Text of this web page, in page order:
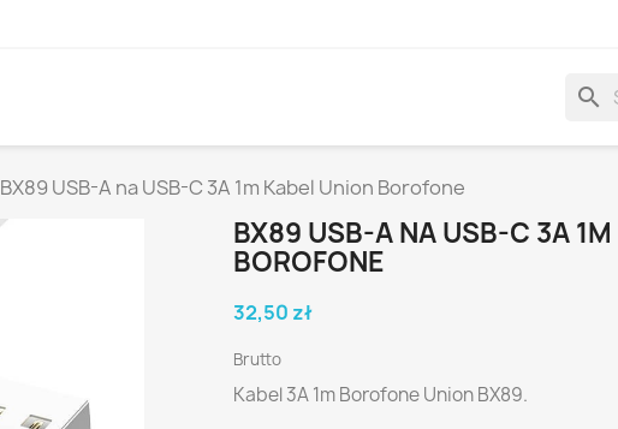
search
BX89 USB-A na USB-C 3A 1m Kabel Union Borofone
BX89 USB-A NA USB-C 3A
BOROFONE
32,50 zł
Brutto
Kabel 3A 1m Borofone Union BX89.